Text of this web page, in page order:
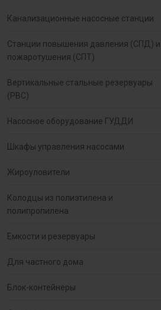
Канализационные насосные станции
Станции повышения давления (СПД) и
пожаротушения (СПТ)
Вертикальные стальные резервуары
(РВС)
Насосное оборудование ГУДДИ
Шкафы управления насосами
Жироуловители
Колодцы из полиэтилена и
полипропилена
Емкости и резервуары
Для частного дома
Блок-контейнеры